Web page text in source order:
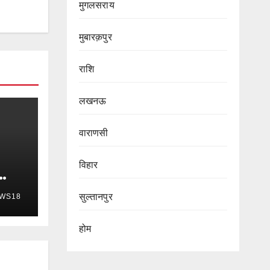
मुगलसराय
मुबारक़पुर
राशि
लखनऊ
वाराणसी
विहार
सुल्तानपुर
होम